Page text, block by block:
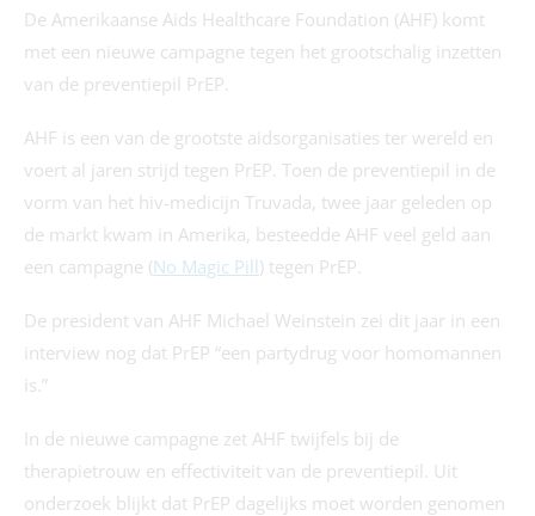
De Amerikaanse Aids Healthcare Foundation (AHF) komt
met een nieuwe campagne tegen het grootschalig inzetten
van de preventiepil PrEP.
AHF is een van de grootste aidsorganisaties ter wereld en
voert al jaren strijd tegen PrEP. Toen de preventiepil in de
vorm van het hiv-medicijn Truvada, twee jaar geleden op
de markt kwam in Amerika, besteedde AHF veel geld aan
een campagne (No Magic Pill) tegen PrEP.
De president van AHF Michael Weinstein zei dit jaar in een
interview nog dat PrEP “een partydrug voor homomannen
is.”
In de nieuwe campagne zet AHF twijfels bij de
therapietrouw en effectiviteit van de preventiepil. Uit
onderzoek blijkt dat PrEP dagelijks moet worden genomen